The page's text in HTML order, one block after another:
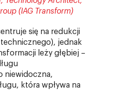
(IAG Transform)
się na redukcji
jednak
leży głębiej –
niewidoczna,
która wpływa na